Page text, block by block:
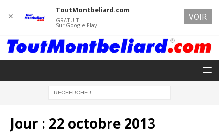
Jour : 22 octobre 2013
✕
ToutMontbeliard.com
GRATUIT
Sur Google Play
VOIR